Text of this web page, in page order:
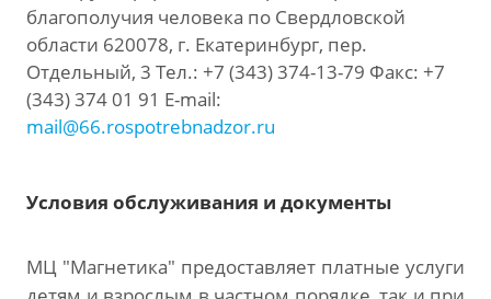
благополучия человека по Свердловской
области 620078, г. Екатеринбург, пер.
Отдельный, 3 Тел.: +7 (343) 374-13-79 Факс: +7
(343) 374 01 91 E-mail:
mail@66.rospotrebnadzor.ru
Условия обслуживания и документы
МЦ "Магнетика" предоставляет платные услуги